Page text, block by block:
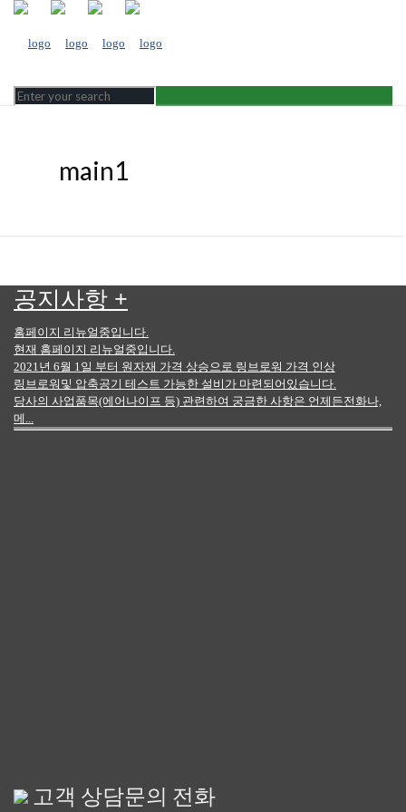
main1
공지사항 +
홈페이지 리뉴얼중입니다.
현재 홈페이지 리뉴얼중입니다.
2021년 6월 1일 부터 원자재 가격 상승으로 링브로워 가격 인상
링브로워및 압축공기 테스트 가능한 설비가 마련되어있습니다.
당사의 사업품목(에어나이프 등) 관련하여 궁금한 사항은 언제든전화나,
메...
고객 상담문의 전화